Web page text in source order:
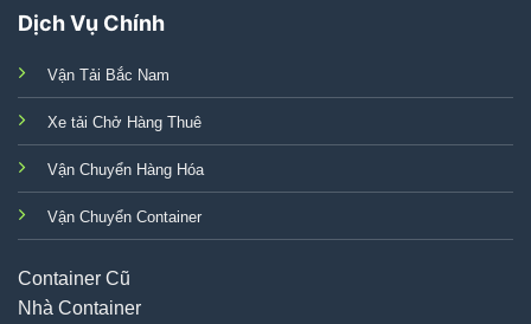
Dịch Vụ Chính
Vận Tải Bắc Nam
Xe tải Chở Hàng Thuê
Vận Chuyển Hàng Hóa
Vận Chuyển Container
Container Cũ
Nhà Container